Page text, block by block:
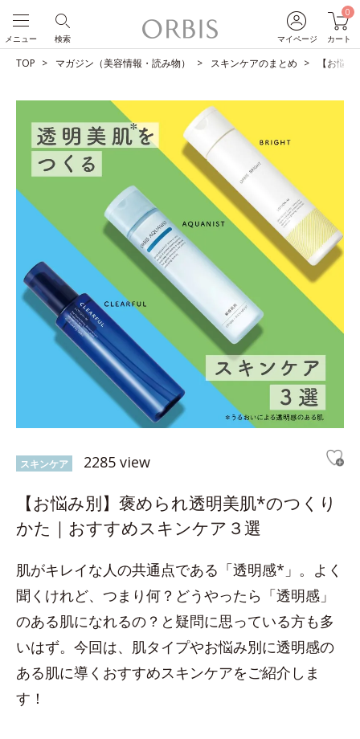
マイページ
0
カート
検索
メニュー
TOP マガジン（美容情報・読み物） スキンケアのまとめ 【お悩
スキンケア 2285 view
【お悩み別】褒められ透明美肌*のつくり
かた｜おすすめスキンケア３選
肌がキレイな人の共通点である「透明感*」。よく
聞くけれど、つまり何？どうやったら「透明感」
のある肌になれるの？と疑問に思っている方も多
いはず。今回は、肌タイプやお悩み別に透明感の
ある肌に導くおすすめスキンケアをご紹介しま
す！